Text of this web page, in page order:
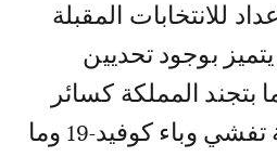
للانتخابات المقبلة
بوجود تحديين
بتجند المملكة كسائر
دول العالم لمواجهة تفشي وباء كوفيد-19 وما